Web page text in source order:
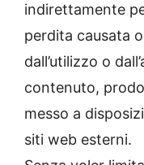
indirettamente
perdita causata
dall’utilizzo o
contenuto,
messo a
siti web esterni.